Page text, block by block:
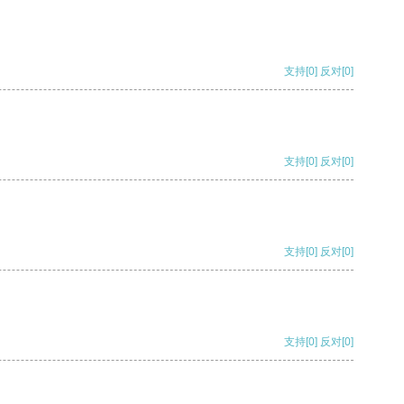
支持[0] 反对[0]
支持[0] 反对[0]
支持[0] 反对[0]
支持[0] 反对[0]